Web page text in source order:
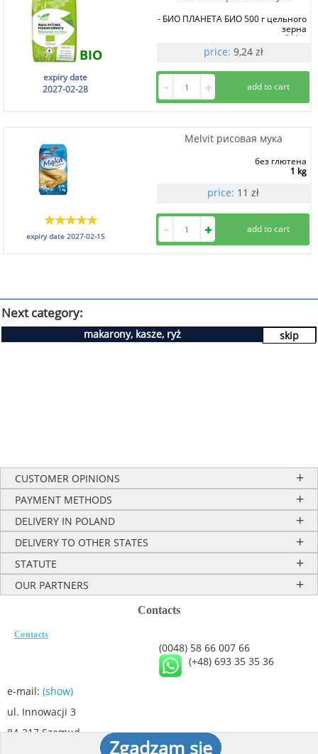
BIO
- БИО ПЛАНЕТА БИО 500 г цельного
зерна
500 g
price: 9,24 zł
expiry date
2027-02-28
Melvit рисовая мука
без глютена
1 kg
price: 11 zł
expiry date 2027-02-15
Next category:
makarony, kasze, ryż skip
CUSTOMER OPINIONS
PAYMENT METHODS
DELIVERY IN POLAND
DELIVERY TO OTHER STATES
Contacts
(0048) 58 66 007 66
(+48) 693 35 35 36
e-mail: (show)
ul. Innowacji 3
84-217 Szemud
Contacts
STATUTE
OUR PARTNERS
Zgadzam się